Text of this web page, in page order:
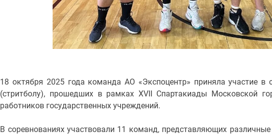
18 октября 2025 года команда АО «Экспоцентр» приняла участие в
(стритболу), прошедших в рамках XVII Спартакиады Московской
работников государственных учреждений.
В соревнованиях участвовали 11 команд, представляющих